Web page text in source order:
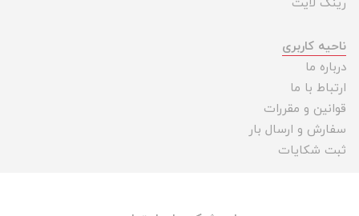
رینگ لایت
ناحیه کاربری
درباره ما
ارتباط با ما
قوانین و مقررات
سفارش و ارسال بار
ثبت شکایات